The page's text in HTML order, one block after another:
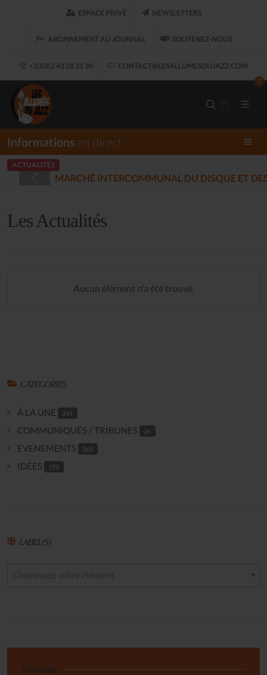
ESPACE PRIVÉ NEWSLETTERS
ABONNEMENT AU JOURNAL SOUTENEZ-NOUS
+33(0)2 43 28 31 30 CONTACT@LESALLUMESDUJAZZ.COM
0
Informations en direct
ACTUALITÉS
- PLOUARET (2025-12-17)
Les Actualités
Aucun élément n'a été trouvé.
CATÉGORIES
À LA UNE 241
COMMUNIQUÉS / TRIBUNES 26
EVENEMENTS 269
IDÉES 195
LABEL(S)
Newsletter